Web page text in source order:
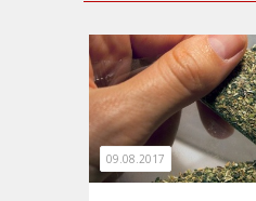
09.08.2017